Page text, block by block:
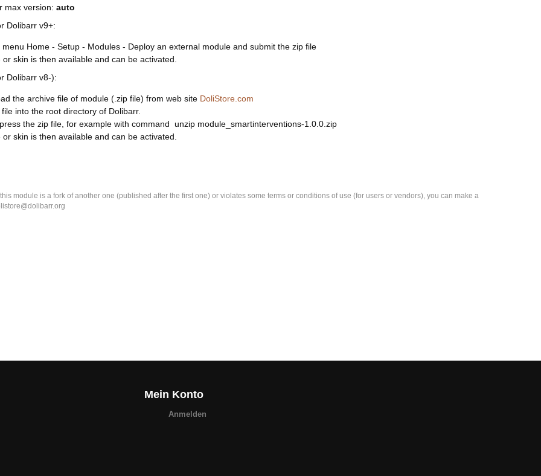
max version: auto
Dolibarr v9+:
menu Home - Setup - Modules - Deploy an external module and submit the zip file
or skin is then available and can be activated.
Dolibarr v8-):
the archive file of module (.zip file) from web site DoliStore.com
file into the root directory of Dolibarr.
the zip file, for example with command unzip module_smartinterventions-1.0.0.zip
or skin is then available and can be activated.
module is a fork of another one (published after the first one) or violates some terms or conditions of use (for users or vendors), you can make a
Mein Konto
Anmelden